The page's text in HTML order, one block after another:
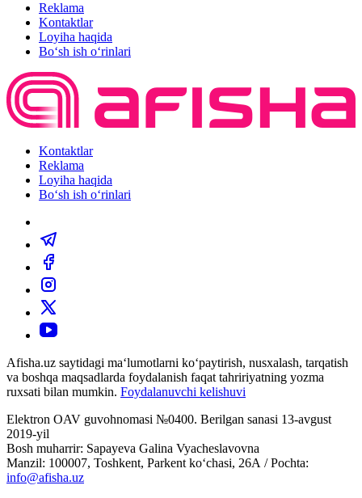
Reklama
Kontaktlar
Loyiha haqida
Bo‘sh ish o‘rinlari
Kontaktlar
Reklama
Loyiha haqida
Bo‘sh ish o‘rinlari
Afisha.uz saytidagi ma‘lumotlarni ko‘paytirish, nusxalash, tarqatish
va boshqa maqsadlarda foydalanish faqat tahririyatning yozma
ruxsati bilan mumkin. Foydalanuvchi kelishuvi
Elektron OAV guvohnomasi №0400. Berilgan sanasi 13-avgust
2019-yil
Bosh muharrir: Sapayeva Galina Vyacheslavovna
Manzil: 100007, Toshkent, Parkent ko‘chasi, 26А / Pochta:
info@afisha.uz